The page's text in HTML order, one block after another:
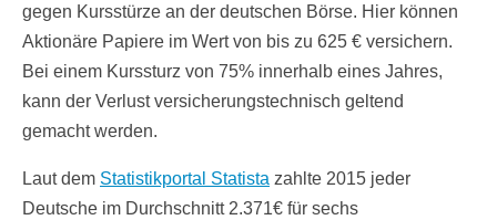
gegen Kursstürze an der deutschen Börse. Hier können
Aktionäre Papiere im Wert von bis zu 625 € versichern.
Bei einem Kurssturz von 75% innerhalb eines Jahres,
kann der Verlust versicherungstechnisch geltend
gemacht werden.
Laut dem Statistikportal Statista zahlte 2015 jeder
Deutsche im Durchschnitt 2.371€ für sechs